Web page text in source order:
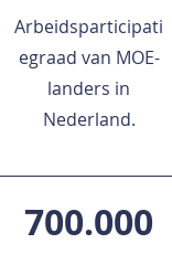
700.000
Arbeidsparticipati
egraad van MOE-
landers in
Nederland.